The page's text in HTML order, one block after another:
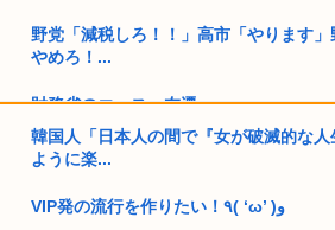
野党「減税しろ！！」高市「やります
やめろ！...
財務省のエース、左遷
ワイ「子供2人目欲しいんやが、、、」
は？私の仕...
東京一極集中ってぶっちゃけマスメディ
韓国人「日本人の間で『女が破滅的な
ように楽...
VIP発の流行を作りたい！٩( ‘ω’ )و